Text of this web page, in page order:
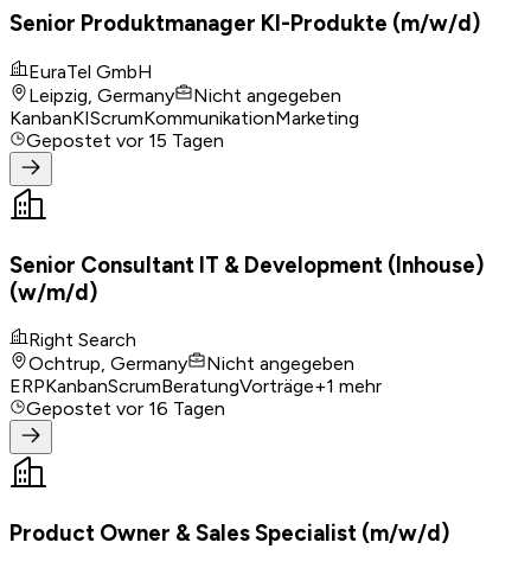
Senior Produktmanager KI-Produkte (m/w/d)
EuraTel GmbH
Leipzig, Germany
Nicht angegeben
KanbanKIScrumKommunikationMarketing
Gepostet vor 15 Tagen
Senior Consultant IT & Development (Inhouse)
(w/m/d)
Right Search
Ochtrup, Germany
Nicht angegeben
ERPKanbanScrumBeratungVorträge+1 mehr
Gepostet vor 16 Tagen
Product Owner & Sales Specialist (m/w/d)